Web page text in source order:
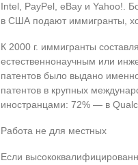
Intel, PayPel, eBay и Yahoo!.
в США подают иммигранты,
К 2000 г. иммигранты
естественнонаучным или
патентов было выдано
патентов в крупных
иностранцами: 72% — в
Работа не для местных
Если